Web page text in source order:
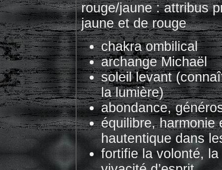
rouge/jaune : attribus
jaune et de rouge
chakra ombilical
archange Michaël
soleil levant
la lumière)
abondance,
équilibre, harmonie
hautentique dans
fortifie la volonté,